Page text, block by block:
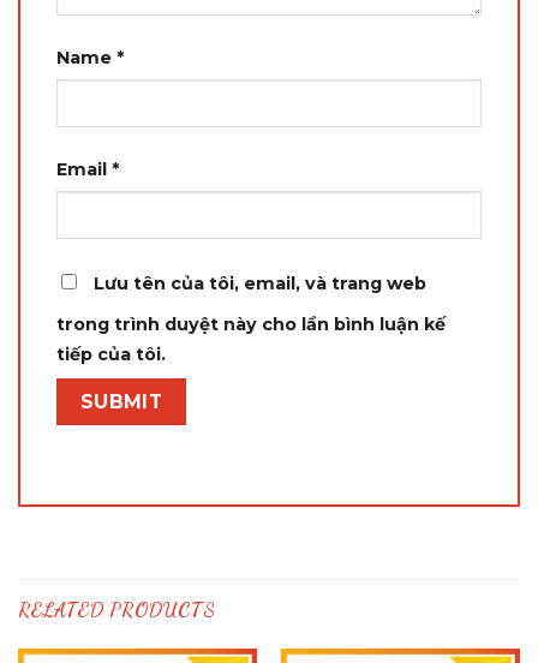
Name *
Email *
Lưu tên của tôi, email, và trang web
trong trình duyệt này cho lần bình luận kế
tiếp của tôi.
RELATED PRODUCTS